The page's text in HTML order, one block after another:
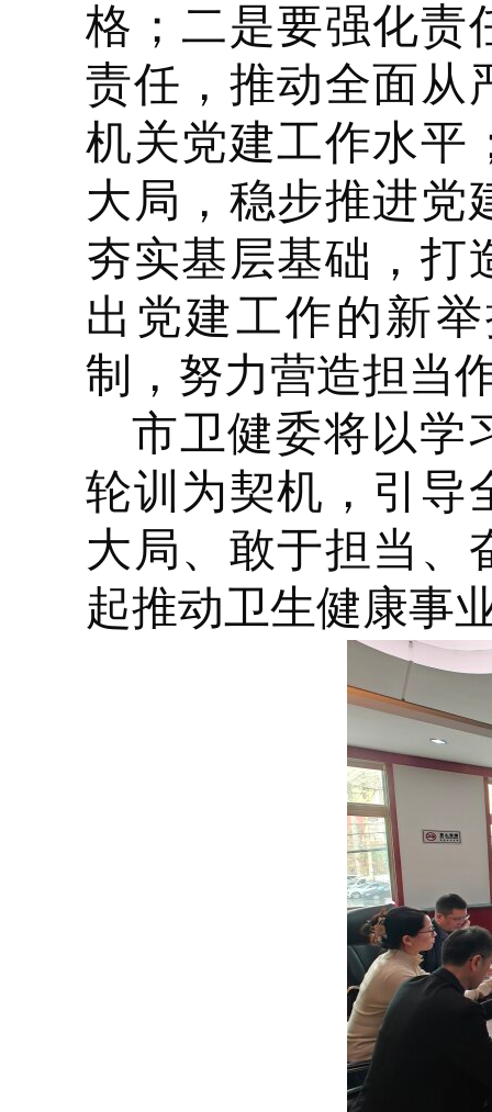
格； 二是要强化责
责任，推动全面从
机关党建工作水平
大局，稳步推进党
夯实基层基础，打
出党建工作的新
制，努力营造担当
市卫健委将以学
轮训 为契机 ，引导
大局、敢于担当、
起推动卫生健康事